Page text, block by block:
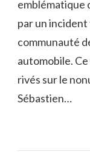
emblématique
par un incident
communauté
automobile.
rivés sur le
Sébastien…